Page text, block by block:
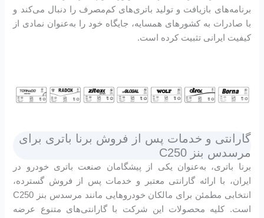
برنامه‌های بازیافت و تولید باتری‌های کم‌مصرف را دنبال می‌کند و
با صادرات به کشورهای همسایه، جایگاه خود را به‌عنوان نمادی از
کیفیت ایرانی تثبیت کرده است.
گارانتی و خدمات پس از فروش برنا باتری برای
مرسدس بنز C250
برنا باتری، به‌عنوان یکی از پیشگامان صنعت باتری خودرو در
ایران، با ارائه گارانتی معتبر و خدمات پس از فروش گسترده،
انتخابی مطمئن برای مالکان خودروهایی مانند مرسدس بنز C250
است. کلیه محصولات این شرکت با گارانتی‌های متنوع عرضه